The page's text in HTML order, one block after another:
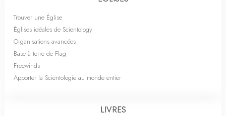
Trouver une Église
Églises idéales de Scientology
Organisations avancées
Base à terre de Flag
Freewinds
Apporter la Scientologie au monde entier
LIVRES